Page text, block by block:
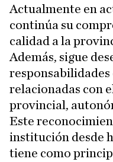
Actualmente en
continúa su
calidad a la
Además, sigue
responsabilidades
relacionadas con
provincial,
Este
institución desde
tiene como